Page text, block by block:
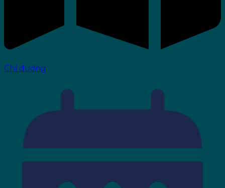
Chỉ đường